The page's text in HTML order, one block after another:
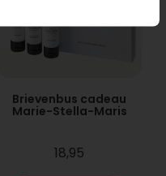
Brievenbus cadeau
Marie-Stella-Maris
18,95